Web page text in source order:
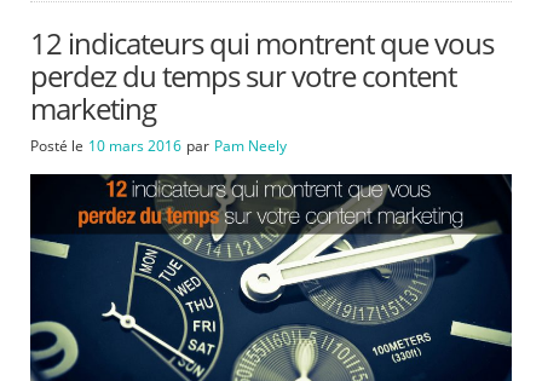
12 indicateurs qui montrent que vous
perdez du temps sur votre content
marketing
Posté le 10 mars 2016 par Pam Neely